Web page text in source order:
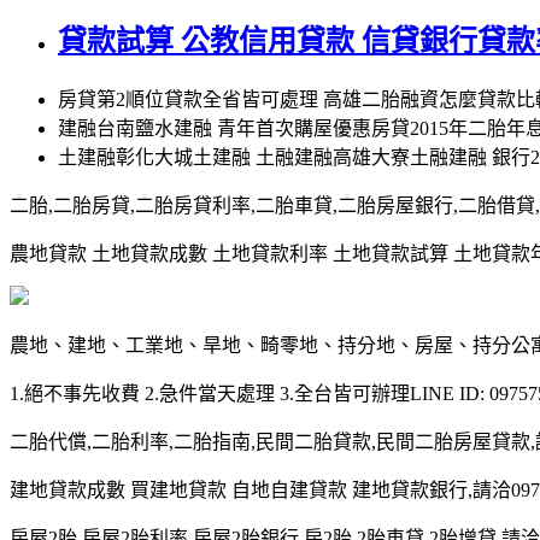
貸款試算 公教信用貸款 信貸銀行貸
房貸第2順位貸款全省皆可處理 高雄二胎融資怎麼貸款
建融台南鹽水建融 青年首次購屋優惠房貸2015年二胎年
土建融彰化大城土建融 土融建融高雄大寮土融建融 銀行
二胎,二胎房貸,二胎房貸利率,二胎車貸,二胎房屋銀行,二胎借貸,
農地貸款 土地貸款成數 土地貸款利率 土地貸款試算 土地貸款
農地、建地、工業地、旱地、畸零地、持分地、房屋、持分
1.絕不事先收費 2.急件當天處理 3.全台皆可辦理LINE ID:
二胎代償,二胎利率,二胎指南,民間二胎貸款,民間二胎房屋貸款,
建地貸款成數 買建地貸款 自地自建貸款 建地貸款銀行,請洽